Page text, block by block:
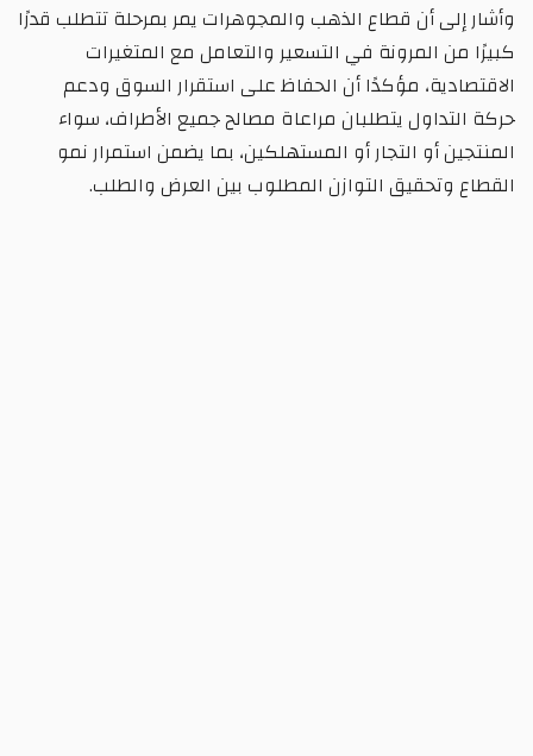
وأشار إلى أن قطاع الذهب والمجوهرات يمر بمرحلة تتطلب قدرًا
كبيرًا من المرونة في التسعير والتعامل مع المتغيرات
الاقتصادية، مؤكدًا أن الحفاظ على استقرار السوق ودعم
حركة التداول يتطلبان مراعاة مصالح جميع الأطراف، سواء
المنتجين أو التجار أو المستهلكين، بما يضمن استمرار نمو
القطاع وتحقيق التوازن المطلوب بين العرض والطلب.